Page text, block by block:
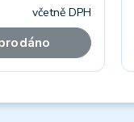
včetně DPH